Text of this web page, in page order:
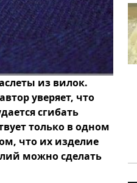
из вилок.
уверяет, что
сгибать
только в одном
что их изделие
можно сделать